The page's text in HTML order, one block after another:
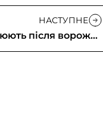
НАСТУПНЕ
після ворожих
атак